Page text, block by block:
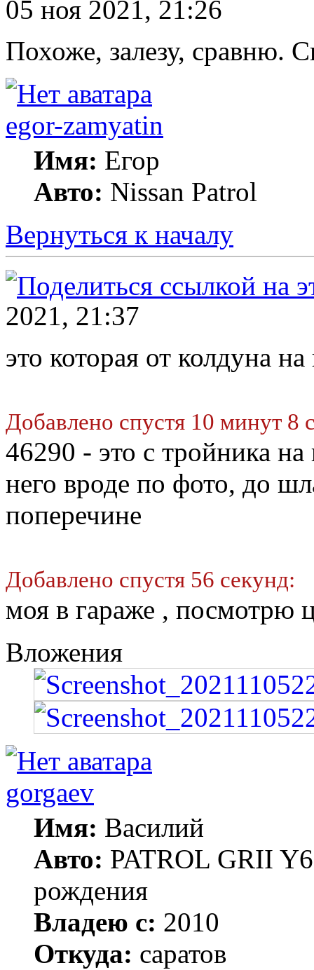
05 ноя 2021, 21:26
Похоже, залезу, сравню.
egor-zamyatin
Имя: Егор
Авто: Nissan Patrol
Вернуться к началу
2021, 21:37
это которая от колдуна
Добавлено спустя 10 минут 8
46290 - это с тройника
него вроде по фото, до
поперечине
Добавлено спустя 56 секунд:
моя в гараже , посмотрю
Вложения
gorgaev
Имя: Василий
Авто: PATROL GRII
рождения
Владею с: 2010
Откуда: саратов